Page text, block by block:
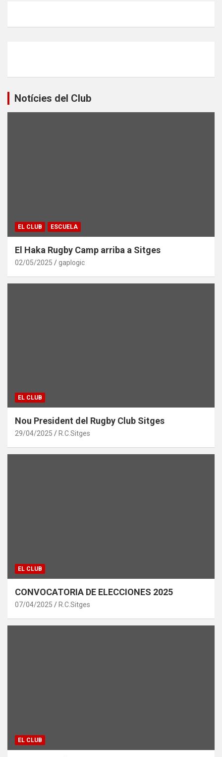
Notícies del Club
EL CLUB ESCUELA
El Haka Rugby Camp arriba a Sitges
02/05/2025 gaplogic
EL CLUB
Nou President del Rugby Club Sitges
29/04/2025 R.C.Sitges
EL CLUB
CONVOCATORIA DE ELECCIONES 2025
07/04/2025 R.C.Sitges
EL CLUB